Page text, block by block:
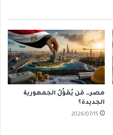
مصر… مَن يُمَوِّلُ الجمهورية
الجديدة؟
2026/07/15